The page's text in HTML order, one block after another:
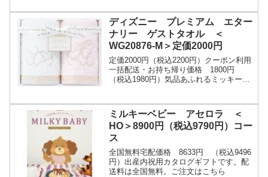
かつ...
ディズニー プレミアム エター
ナリー ゲストタオル ＜
WG20876-M＞定価2000円
定価2000円（税込2200円）クーポン利用
一括配送・お持ち帰り価格 1800円
（税込1980円）気品あふれるミッキーと
ンしま...
ミルキーベビー アセロラ ＜
HO＞8900円（税込9790円）コー
ス
全国無料宅配価格 8633円 （税込9496
円）出産内祝用カタログギフトです。配
送料は全国無料。ご注文はこちら